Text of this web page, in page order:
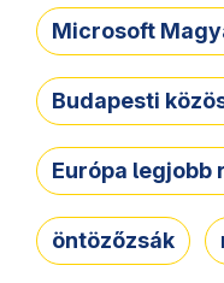
Microsoft
Budapesti
Európa legjobb
öntözőzsák